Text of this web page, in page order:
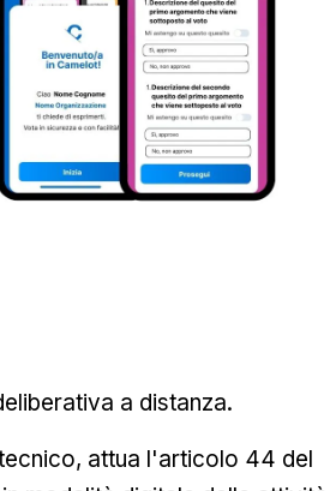
a distanza.
attua l'articolo 44 del